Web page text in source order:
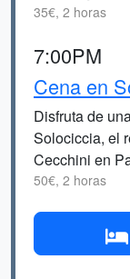
35€, 2 horas
7:00PM
Cena en
Disfruta de
Solociccia, el
Cecchini en
50€, 2 horas